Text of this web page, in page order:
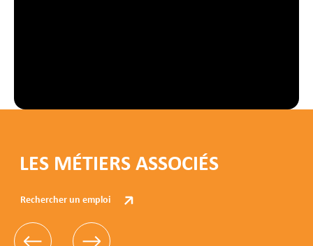
LES MÉTIERS ASSOCIÉS
Rechercher un emploi